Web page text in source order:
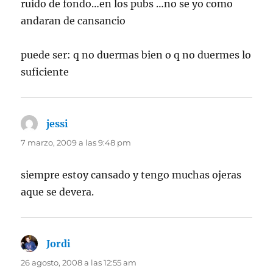
ruido de fondo…en los pubs …no se yo como
andaran de cansancio
puede ser: q no duermas bien o q no duermes lo
suficiente
jessi
7 marzo, 2009 a las 9:48 pm
siempre estoy cansado y tengo muchas ojeras
aque se devera.
Jordi
26 agosto, 2008 a las 12:55 am